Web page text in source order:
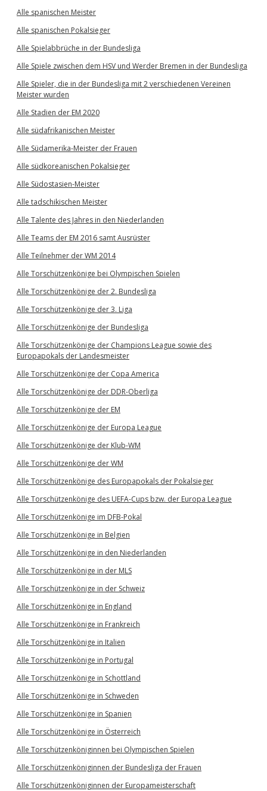
Alle spanischen Meister
Alle spanischen Pokalsieger
Alle Spielabbrüche in der Bundesliga
Alle Spiele zwischen dem HSV und Werder Bremen in der Bundesliga
Alle Spieler, die in der Bundesliga mit 2 verschiedenen Vereinen
Meister wurden
Alle Stadien der EM 2020
Alle südafrikanischen Meister
Alle Südamerika-Meister der Frauen
Alle südkoreanischen Pokalsieger
Alle Südostasien-Meister
Alle tadschikischen Meister
Alle Talente des Jahres in den Niederlanden
Alle Teams der EM 2016 samt Ausrüster
Alle Teilnehmer der WM 2014
Alle Torschützenkönige bei Olympischen Spielen
Alle Torschützenkönige der 2. Bundesliga
Alle Torschützenkönige der 3. Liga
Alle Torschützenkönige der Bundesliga
Alle Torschützenkönige der Champions League sowie des
Europapokals der Landesmeister
Alle Torschützenkönige der Copa America
Alle Torschützenkönige der DDR-Oberliga
Alle Torschützenkönige der EM
Alle Torschützenkönige der Europa League
Alle Torschützenkönige der Klub-WM
Alle Torschützenkönige der WM
Alle Torschützenkönige des Europapokals der Pokalsieger
Alle Torschützenkönige des UEFA-Cups bzw. der Europa League
Alle Torschützenkönige im DFB-Pokal
Alle Torschützenkönige in Belgien
Alle Torschützenkönige in den Niederlanden
Alle Torschützenkönige in der MLS
Alle Torschützenkönige in der Schweiz
Alle Torschützenkönige in England
Alle Torschützenkönige in Frankreich
Alle Torschützenkönige in Italien
Alle Torschützenkönige in Portugal
Alle Torschützenkönige in Schottland
Alle Torschützenkönige in Schweden
Alle Torschützenkönige in Spanien
Alle Torschützenkönige in Österreich
Alle Torschützenköniginnen bei Olympischen Spielen
Alle Torschützenköniginnen der Bundesliga der Frauen
Alle Torschützenköniginnen der Europameisterschaft